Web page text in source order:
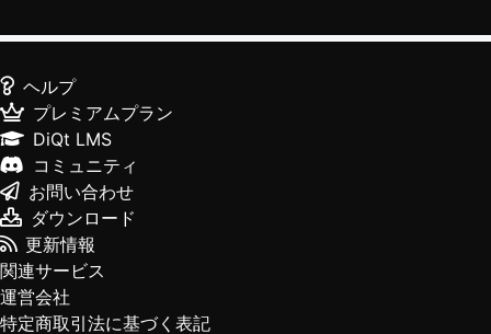
ヘルプ
プレミアムプラン
DiQt LMS
コミュニティ
お問い合わせ
ダウンロード
更新情報
関連サービス
運営会社
特定商取引法に基づく表記